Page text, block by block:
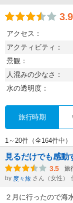
アクセス：
アクティビティ：
景観：
人混みの少なさ：
水の透明度：
旅行時期
1～20件（全164件中）
見るだけでも感動
3.5 旅
by 度々旅 さん（女性）
２月に行ったので海